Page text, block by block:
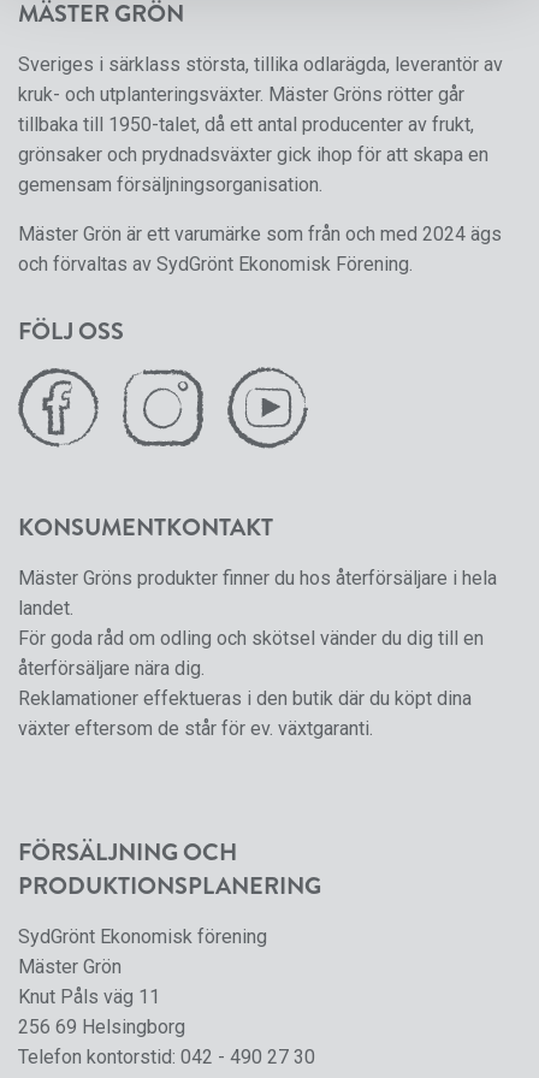
MÄSTER GRÖN
Sveriges i särklass största, tillika odlarägda, leverantör av
kruk- och utplanteringsväxter. Mäster Gröns rötter går
tillbaka till 1950-talet, då ett antal producenter av frukt,
grönsaker och prydnadsväxter gick ihop för att skapa en
gemensam försäljningsorganisation.
Mäster Grön är ett varumärke som från och med 2024 ägs
och förvaltas av SydGrönt Ekonomisk Förening.
FÖLJ OSS
KONSUMENTKONTAKT
Mäster Gröns produkter finner du hos återförsäljare i hela
landet.
För goda råd om odling och skötsel vänder du dig till en
återförsäljare nära dig.
Reklamationer effektueras i den butik där du köpt dina
växter eftersom de står för ev. växtgaranti.
FÖRSÄLJNING OCH
PRODUKTIONSPLANERING
SydGrönt Ekonomisk förening
Mäster Grön
Knut Påls väg 11
256 69 Helsingborg
Telefon kontorstid: 042 - 490 27 30